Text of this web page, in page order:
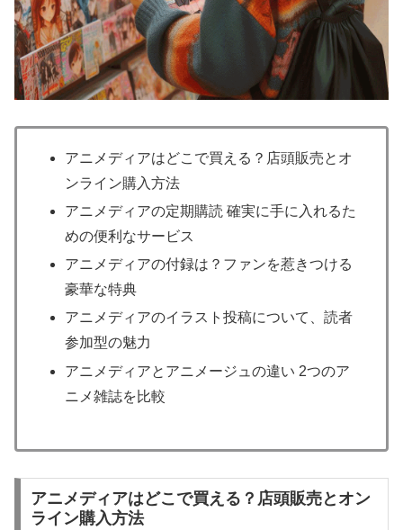
アニメディアはどこで買える？店頭販売とオ
ンライン購入方法
アニメディアの定期購読 確実に手に入れるた
めの便利なサービス
アニメディアの付録は？ファンを惹きつける
豪華な特典
アニメディアのイラスト投稿について、読者
参加型の魅力
アニメディアとアニメージュの違い 2つのア
ニメ雑誌を比較
アニメディアはどこで買える？店頭販売とオン
ライン購入方法